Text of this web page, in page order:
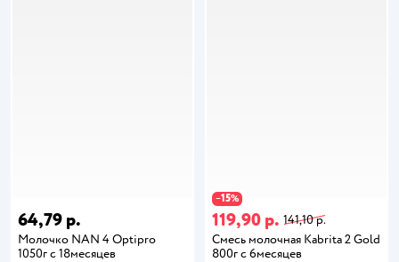
64,79 р.
Молочко NAN 4 Optipro
1050г с 18месяцев
−15%
119,90 р. 141,10 р.
Смесь молочная Kabrita 2 Gold
800г с 6месяцев